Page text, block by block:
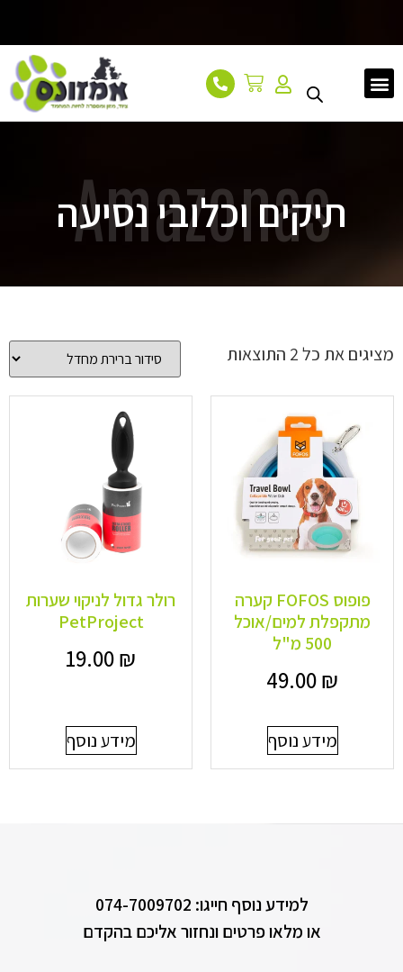
תיקים וכלובי נסיעה
Amazonas
מציגים את כל ⁦2⁩ התוצאות
פופוס FOFOS קערה
מתקפלת למים/אוכל
500 מ"ל
49.00₪
מידע נוסף
רולר גדול לניקוי שערות
PetProject
19.00₪
מידע נוסף
למידע נוסף חייגו: 074-7009702
או מלאו פרטים ונחזור אליכם בהקדם